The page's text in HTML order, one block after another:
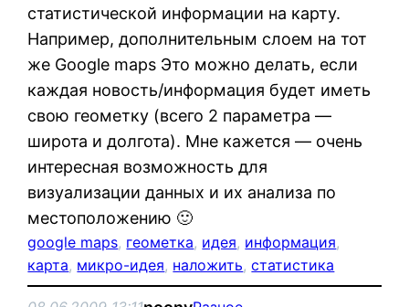
статистической информации на карту.
Например, дополнительным слоем на тот
же Google maps Это можно делать, если
каждая новость/информация будет иметь
свою геометку (всего 2 параметра —
широта и долгота). Мне кажется — очень
интересная возможность для
визуализации данных и их анализа по
местоположению 🙂
google maps, геометка, идея, информация
карта, микро-идея, наложить, статистика